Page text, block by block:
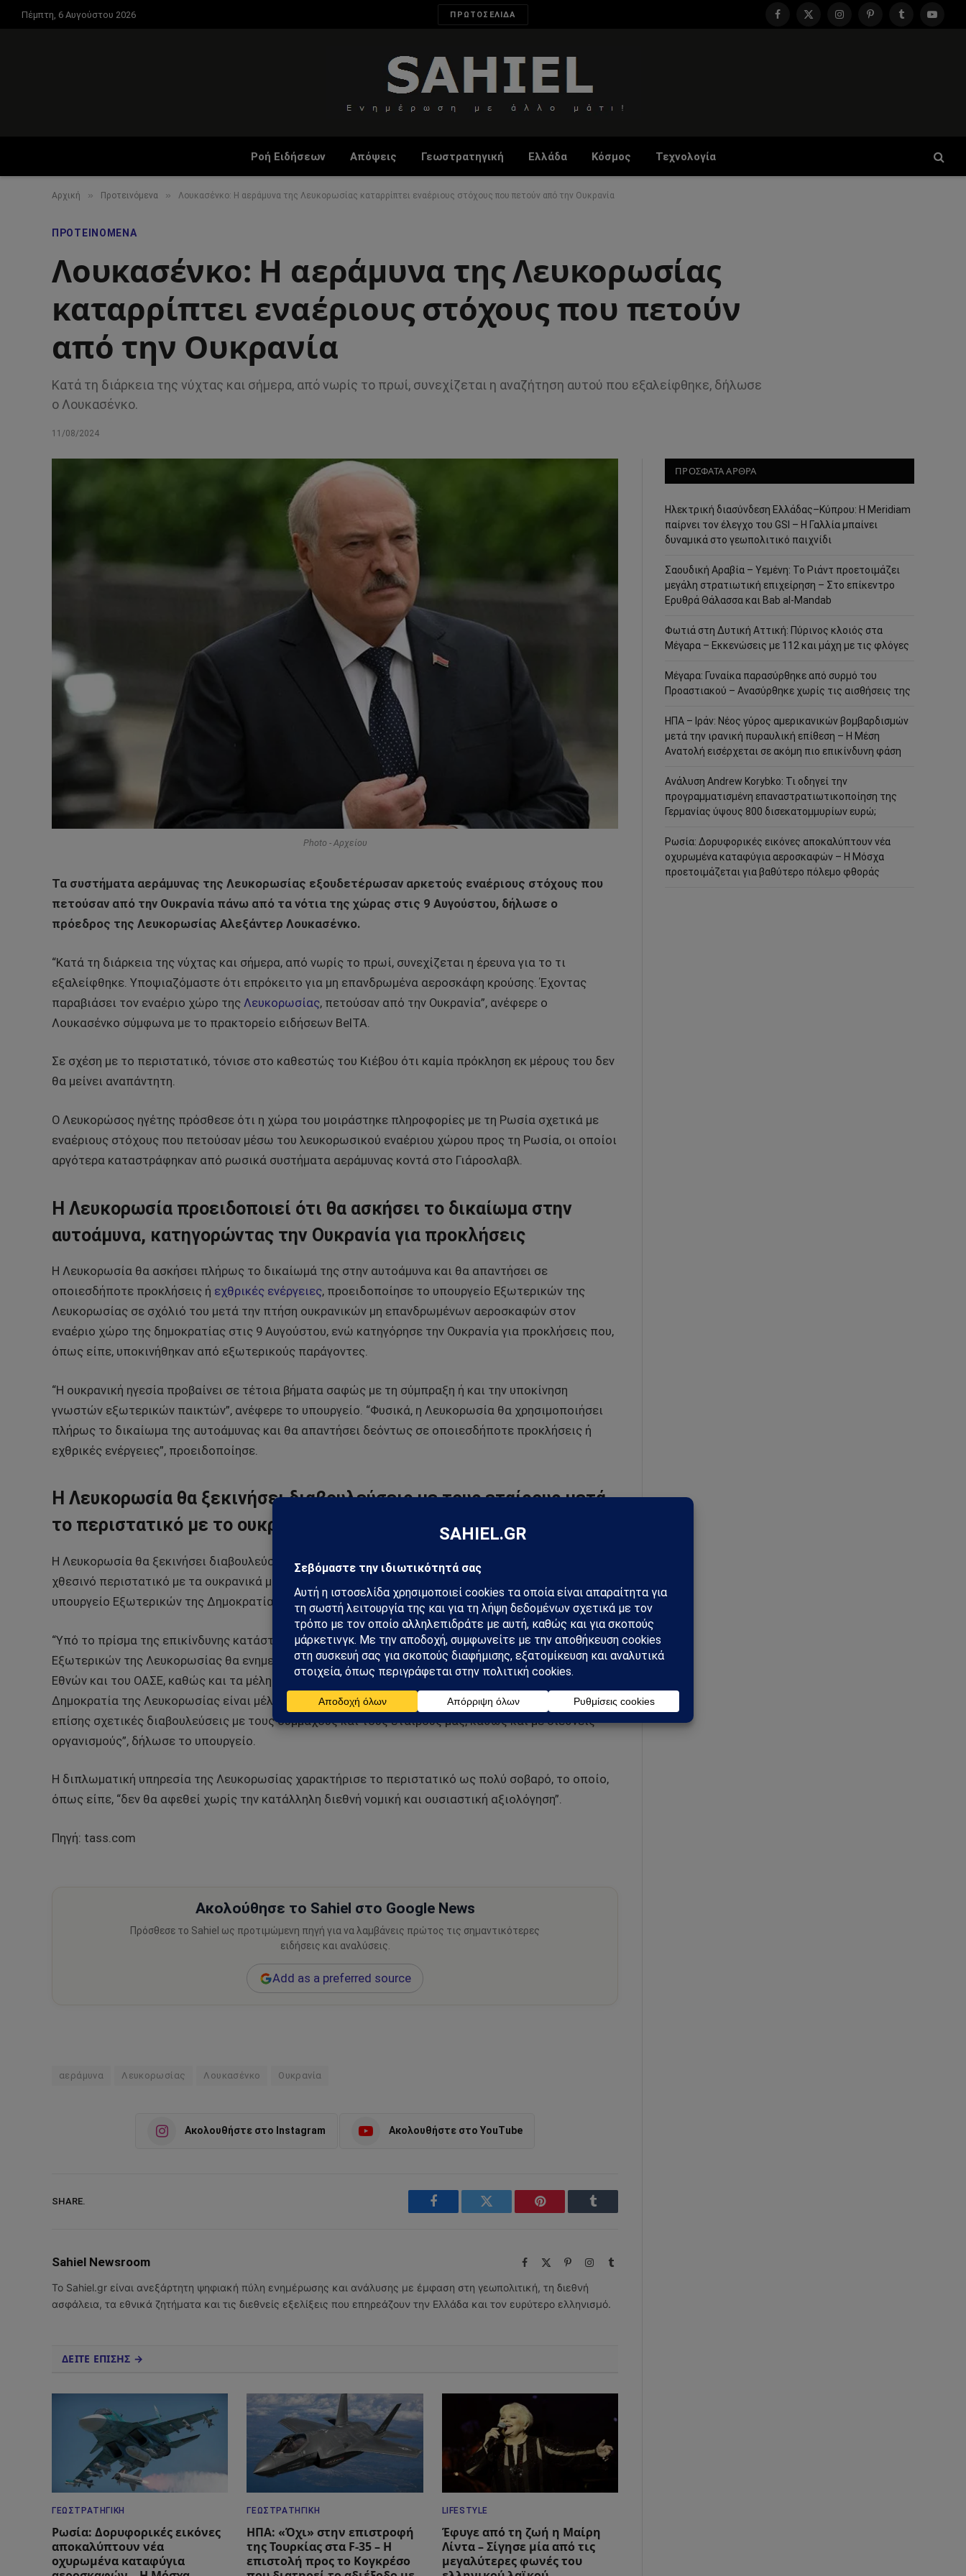
Πέμπτη, 6 Αυγούστου 2026 ΠΡΩΤΟΣΕΛΙΔΑ
Facebook
X
InstagramPinterestTumblr
Ροή Ειδήσεων Απόψεις Γεωστρατηγική Ελλάδα Κόσμος Τεχνολογία
Αρχική » Προτεινόμενα » Λουκασένκο: Η αεράμυνα της Λευκορωσίας καταρρίπτει εναέριους στόχους που πετούν από την Ουκρανία
ΠΡΟΤΕΙΝΌΜΕΝΑ
Λουκασένκο: Η αεράμυνα της Λευκορωσίας
καταρρίπτει εναέριους στόχους που πετούν
από την Ουκρανία
Κατά τη διάρκεια της νύχτας και σήμερα, από νωρίς το πρωί, συνεχίζεται η αναζήτηση αυτού που εξαλείφθηκε, δήλωσε
ο Λουκασένκο.
11/08/2024
Photo - Αρχείου
Τα συστήματα αεράμυνας της Λευκορωσίας εξουδετέρωσαν αρκετούς εναέριους στόχους που
πετούσαν από την Ουκρανία πάνω από τα νότια της χώρας στις 9 Αυγούστου, δήλωσε ο
πρόεδρος της Λευκορωσίας Αλεξάντερ Λουκασένκο.
“Κατά τη διάρκεια της νύχτας και σήμερα, από νωρίς το πρωί, συνεχίζεται η έρευνα για το τι
εξαλείφθηκε. Υποψιαζόμαστε ότι επρόκειτο για μη επανδρωμένα αεροσκάφη κρούσης. Έχοντας
παραβιάσει τον εναέριο χώρο της Λευκορωσίας, πετούσαν από την Ουκρανία”, ανέφερε ο
Λουκασένκο σύμφωνα με το πρακτορείο ειδήσεων BelTA.
Σε σχέση με το περιστατικό, τόνισε στο καθεστώς του Κιέβου ότι καμία πρόκληση εκ μέρους του δεν
θα μείνει αναπάντητη.
Ο Λευκορώσος ηγέτης πρόσθεσε ότι η χώρα του μοιράστηκε πληροφορίες με τη Ρωσία σχετικά με
εναέριους στόχους που πετούσαν μέσω του λευκορωσικού εναέριου χώρου προς τη Ρωσία, οι οποίοι
αργότερα καταστράφηκαν από ρωσικά συστήματα αεράμυνας κοντά στο Γιάροσλαβλ.
Η Λευκορωσία προειδοποιεί ότι θα ασκήσει το δικαίωμα στην
αυτοάμυνα, κατηγορώντας την Ουκρανία για προκλήσεις
Η Λευκορωσία θα ασκήσει πλήρως το δικαίωμά της στην αυτοάμυνα και θα απαντήσει σε
οποιεσδήποτε προκλήσεις ή εχθρικές ενέργειες, προειδοποίησε το υπουργείο Εξωτερικών της
Λευκορωσίας σε σχόλιό του μετά την πτήση ουκρανικών μη επανδρωμένων αεροσκαφών στον
εναέριο χώρο της δημοκρατίας στις 9 Αυγούστου, ενώ κατηγόρησε την Ουκρανία για προκλήσεις που,
όπως είπε, υποκινήθηκαν από εξωτερικούς παράγοντες.
“Η ουκρανική ηγεσία προβαίνει σε τέτοια βήματα σαφώς με τη σύμπραξη ή και την υποκίνηση
γνωστών εξωτερικών παικτών”, ανέφερε το υπουργείο. “Φυσικά, η Λευκορωσία θα χρησιμοποιήσει
πλήρως το δικαίωμα της αυτοάμυνας και θα απαντήσει δεόντως σε οποιεσδήποτε προκλήσεις ή
εχθρικές ενέργειες”, προειδοποίησε.
Η Λευκορωσία θα ξεκινήσει διαβουλεύσεις με τους εταίρους μετά
το περιστατικό με το ουκρανικό μη επανδρωμένο αεροσκάφος
Η Λευκορωσία θα ξεκινήσει διαβουλεύσεις με συμμάχους, εταίρους και διεθνείς οργανισμούς για το
χθεσινό περιστατικό με τα ουκρανικά μη επανδρωμένα αεροσκάφη, ανέφερε σε σχόλιό του το
υπουργείο Εξωτερικών της Δημοκρατίας.
“Υπό το πρίσμα της επικίνδυνης κατάστασης και των παγκόσμιων κινδύνων, το υπουργείο
Εξωτερικών της Λευκορωσίας θα ενημερώσει άμεσα τους αρμόδιους οργανισμούς των Ηνωμένων
Εθνών και του ΟΑΣΕ, καθώς και τα μέλη των διεθνών οργανισμών και ενώσεων, των οποίων η
Δημοκρατία της Λευκορωσίας είναι μέλος, για τις λεπτομέρειες του περιστατικού. Θα ξεκινήσουμε
επίσης σχετικές διαβουλεύσεις με τους συμμάχους και τους εταίρους μας, καθώς και με διεθνείς
οργανισμούς”, δήλωσε το υπουργείο.
Η διπλωματική υπηρεσία της Λευκορωσίας χαρακτήρισε το περιστατικό ως πολύ σοβαρό, το οποίο,
όπως είπε, “δεν θα αφεθεί χωρίς την κατάλληλη διεθνή νομική και ουσιαστική αξιολόγηση”.
Πηγή: tass.com
Ακολούθησε το Sahiel στο Google News
Πρόσθεσε το Sahiel ως προτιμώμενη πηγή για να λαμβάνεις πρώτος τις σημαντικότερες
ειδήσεις και αναλύσεις.
Add as a preferred source
αεράμυνα Λευκορωσίας Λουκασένκο Ουκρανία
Ακολουθήστε στο Instagram Ακολουθήστε στο YouTube
SHARE.
Facebook Twitter Pinterest Tumblr
Sahiel Newsroom Facebook PinterestInstagram
Tumblr
Το Sahiel.gr είναι ανεξάρτητη ψηφιακή πύλη ενημέρωσης και ανάλυσης με έμφαση στη γεωπολιτική, τη διεθνή
ασφάλεια, τα εθνικά ζητήματα και τις διεθνείς εξελίξεις που επηρεάζουν την Ελλάδα και τον ευρύτερο ελληνισμό.
ΔΕΙΤΕ ΕΠΙΣΗΣ →
ΓΕΩΣΤΡΑΤΗΓΙΚΉ
Ρωσία: Δορυφορικές εικόνες
αποκαλύπτουν νέα
οχυρωμένα καταφύγια
ΓΕΩΣΤΡΑΤΗΓΙΚΉ
ΗΠΑ: «Όχι» στην επιστροφή
της Τουρκίας στα F-35 – Η
επιστολή προς το Κογκρέσο
LIFESTYLE
Έφυγε από τη ζωή η Μαίρη
Λίντα – Σίγησε μία από τις
μεγαλύτερες φωνές του
ΠΡΟΣΦΑΤΑ ΑΡΘΡΑ
Ηλεκτρική διασύνδεση Ελλάδας–Κύπρου: Η Meridiam
παίρνει τον έλεγχο του GSI – Η Γαλλία μπαίνει
δυναμικά στο γεωπολιτικό παιχνίδι
Σαουδική Αραβία – Υεμένη: Το Ριάντ προετοιμάζει
μεγάλη στρατιωτική επιχείρηση – Στο επίκεντρο
Ερυθρά Θάλασσα και Bab al-Mandab
Φωτιά στη Δυτική Αττική: Πύρινος κλοιός στα
Μέγαρα – Εκκενώσεις με 112 και μάχη με τις φλόγες
Μέγαρα: Γυναίκα παρασύρθηκε από συρμό του
Προαστιακού – Ανασύρθηκε χωρίς τις αισθήσεις της
ΗΠΑ – Ιράν: Νέος γύρος αμερικανικών βομβαρδισμών
μετά την ιρανική πυραυλική επίθεση – Η Μέση
Ανατολή εισέρχεται σε ακόμη πιο επικίνδυνη φάση
Ανάλυση Andrew Korybko: Τι οδηγεί την
προγραμματισμένη επαναστρατιωτικοποίηση της
Γερμανίας ύψους 800 δισεκατομμυρίων ευρώ;
Ρωσία: Δορυφορικές εικόνες αποκαλύπτουν νέα
οχυρωμένα καταφύγια αεροσκαφών – Η Μόσχα
προετοιμάζεται για βαθύτερο πόλεμο φθοράς